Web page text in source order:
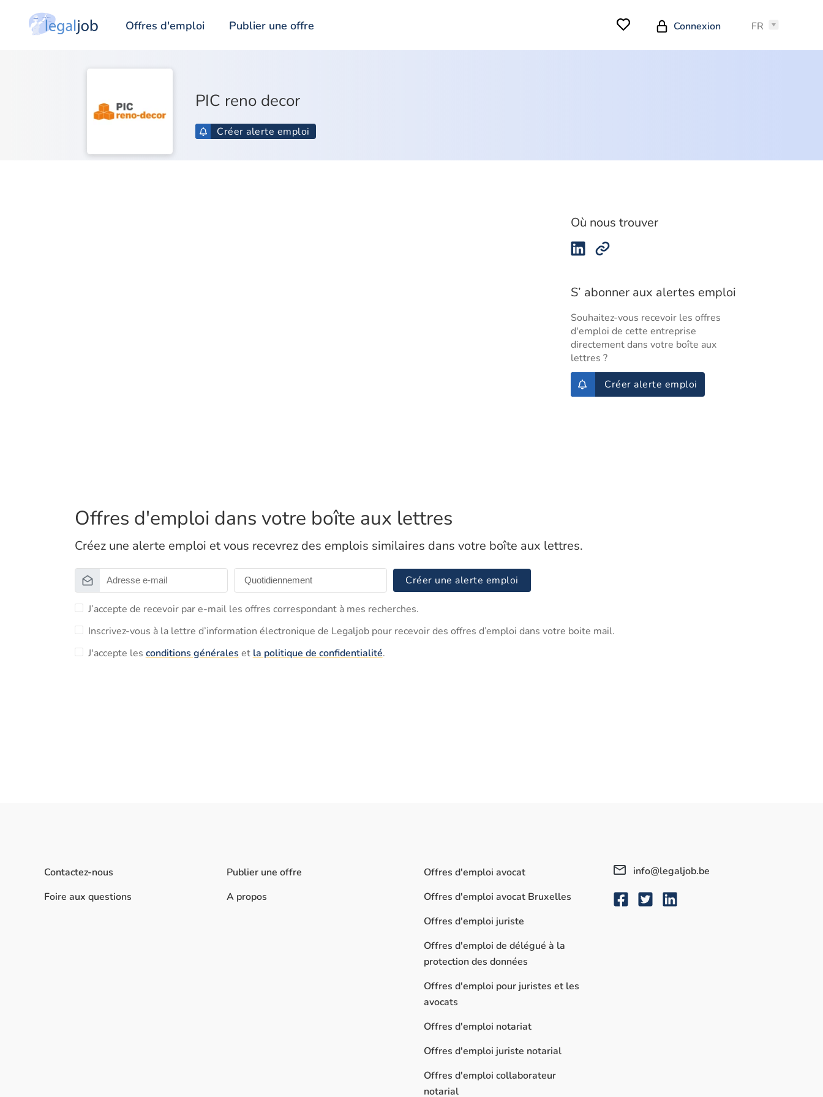
Offres d'emploi Publier une offre Connexion FR
PIC reno decor
Créer alerte emploi
Où nous trouver
S’ abonner aux alertes emploi
Souhaitez-vous recevoir les offres
d'emploi de cette entreprise
directement dans votre boîte aux
lettres ?
Créer alerte emploi
Offres d'emploi dans votre boîte aux lettres
Créez une alerte emploi et vous recevrez des emplois similaires dans votre boîte aux lettres.
Créer une alerte emploi
J’accepte de recevoir par e-mail les offres correspondant à mes recherches.
Inscrivez-vous à la lettre d’information électronique de Legaljob pour recevoir des offres d’emploi dans votre boite mail.
J'accepte les conditions générales et la politique de confidentialité.
Contactez-nous
Foire aux questions
Publier une offre
A propos
Offres d'emploi avocat
Offres d'emploi avocat Bruxelles
Offres d'emploi juriste
Offres d'emploi de délégué à la
protection des données
Offres d'emploi pour juristes et les
avocats
Offres d'emploi notariat
Offres d'emploi juriste notarial
Offres d'emploi collaborateur
notarial
info@legaljob.be